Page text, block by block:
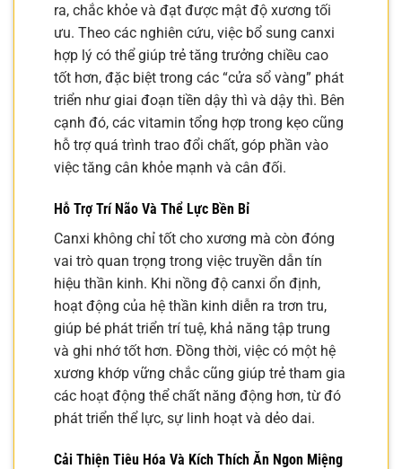
ra, chắc khỏe và đạt được mật độ xương tối
ưu. Theo các nghiên cứu, việc bổ sung canxi
hợp lý có thể giúp trẻ tăng trưởng chiều cao
tốt hơn, đặc biệt trong các “cửa sổ vàng” phát
triển như giai đoạn tiền dậy thì và dậy thì. Bên
cạnh đó, các vitamin tổng hợp trong kẹo cũng
hỗ trợ quá trình trao đổi chất, góp phần vào
việc tăng cân khỏe mạnh và cân đối.
Hỗ Trợ Trí Não Và Thể Lực Bền Bỉ
Canxi không chỉ tốt cho xương mà còn đóng
vai trò quan trọng trong việc truyền dẫn tín
hiệu thần kinh. Khi nồng độ canxi ổn định,
hoạt động của hệ thần kinh diễn ra trơn tru,
giúp bé phát triển trí tuệ, khả năng tập trung
và ghi nhớ tốt hơn. Đồng thời, việc có một hệ
xương khớp vững chắc cũng giúp trẻ tham gia
các hoạt động thể chất năng động hơn, từ đó
phát triển thể lực, sự linh hoạt và dẻo dai.
Cải Thiện Tiêu Hóa Và Kích Thích Ăn Ngon Miệng